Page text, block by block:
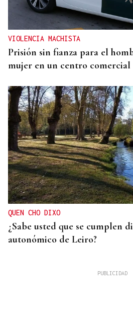
VIOLENCIA MACHISTA
Prisión sin fianza para el
mujer en un centro
QUEN CHO DIXO
¿Sabe usted que se cumplen
autonómico de Leiro?